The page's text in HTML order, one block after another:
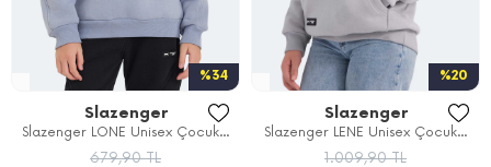
%34
Slazenger
Slazenger LONE Unisex Çocuk...
679,90 TL
%20
Slazenger
Slazenger LENE Unisex Çocuk...
1.009,90 TL